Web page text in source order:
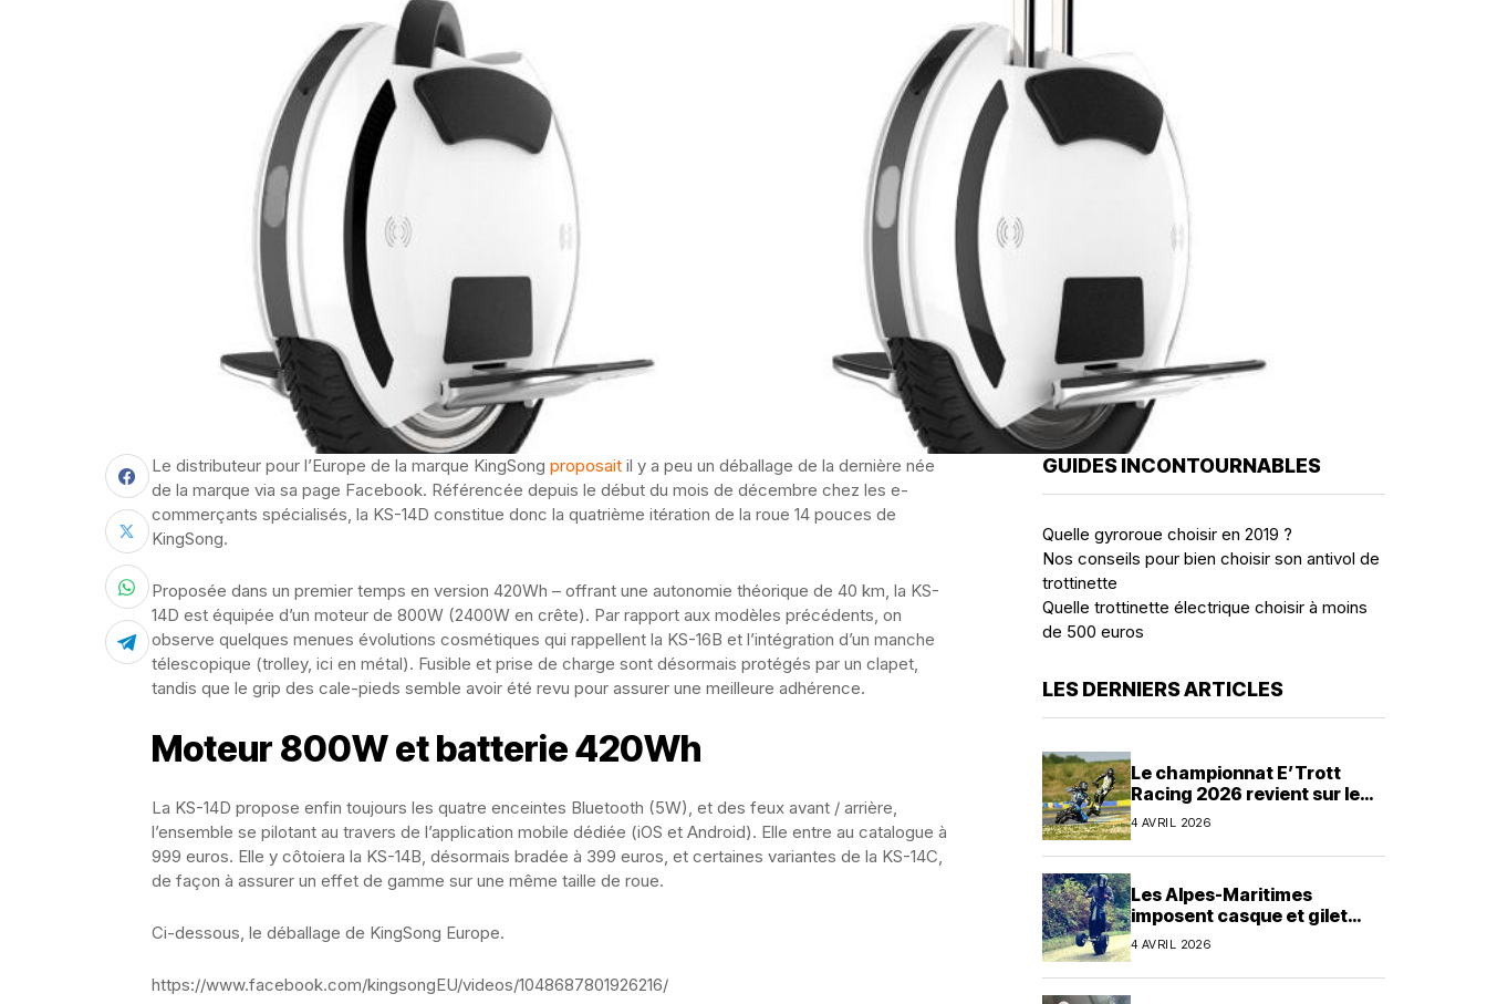
Le distributeur pour l’Europe de la marque KingSong proposait il y a peu un déballage de la dernière née
de la marque via sa page Facebook. Référencée depuis le début du mois de décembre chez les e-
commerçants spécialisés, la KS-14D constitue donc la quatrième itération de la roue 14 pouces de
KingSong.
Proposée dans un premier temps en version 420Wh – offrant une autonomie théorique de 40 km, la KS-
14D est équipée d’un moteur de 800W (2400W en crête). Par rapport aux modèles précédents, on
observe quelques menues évolutions cosmétiques qui rappellent la KS-16B et l’intégration d’un manche
télescopique (trolley, ici en métal). Fusible et prise de charge sont désormais protégés par un clapet,
tandis que le grip des cale-pieds semble avoir été revu pour assurer une meilleure adhérence.
Moteur 800W et batterie 420Wh
La KS-14D propose enfin toujours les quatre enceintes Bluetooth (5W), et des feux avant / arrière,
l’ensemble se pilotant au travers de l’application mobile dédiée (iOS et Android). Elle entre au catalogue à
999 euros. Elle y côtoiera la KS-14B, désormais bradée à 399 euros, et certaines variantes de la KS-14C,
de façon à assurer un effet de gamme sur une même taille de roue.
Ci-dessous, le déballage de KingSong Europe.
https://www.facebook.com/kingsongEU/videos/1048687801926216/
GUIDES INCONTOURNABLES
Quelle gyroroue choisir en 2019 ?
Nos conseils pour bien choisir son antivol de
trottinette
Quelle trottinette électrique choisir à moins
de 500 euros
LES DERNIERS ARTICLES
Le championnat E’Trott
Racing 2026 revient sur le
circuit de karting du Mans en
4 AVRIL 2026
Les Alpes-Maritimes
imposent casque et gilet
jaune pour tous les EDPM
4 AVRIL 2026